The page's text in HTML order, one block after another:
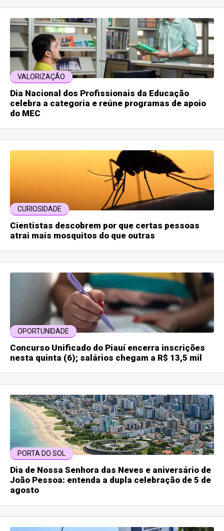
VALORIZAÇÃO
Dia Nacional dos Profissionais da Educação
celebra a categoria e reúne programas de apoio
do MEC
CURIOSIDADE
Cientistas descobrem por que certas pessoas
atrai mais mosquitos do que outras
OPORTUNIDADE
Concurso Unificado do Piauí encerra inscrições
nesta quinta (6); salários chegam a R$ 13,5 mil
PORTA DO SOL
Dia de Nossa Senhora das Neves e aniversário de
João Pessoa: entenda a dupla celebração de 5 de
agosto